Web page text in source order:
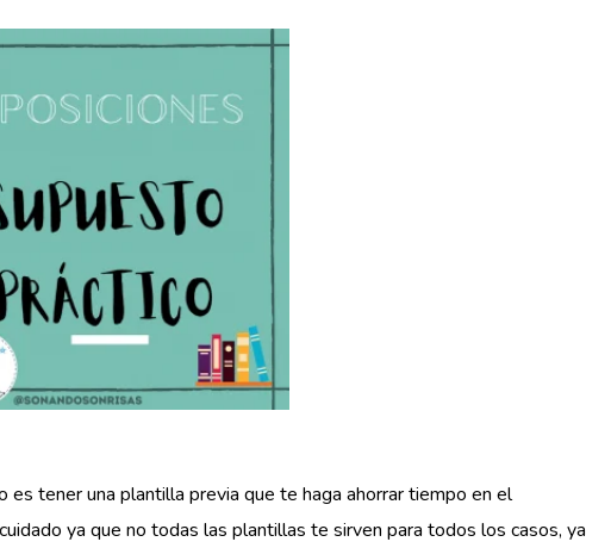
es tener una plantilla previa que te haga ahorrar tiempo en el
ya que no todas las plantillas te sirven para todos los casos, ya